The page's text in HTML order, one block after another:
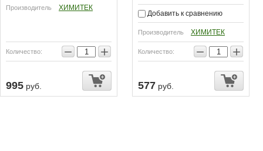
Производитель ХИМИТЕК
Количество: − +
995 руб.
Добавить к сравнению
Производитель ХИМИТЕК
Количество: − +
577 руб.